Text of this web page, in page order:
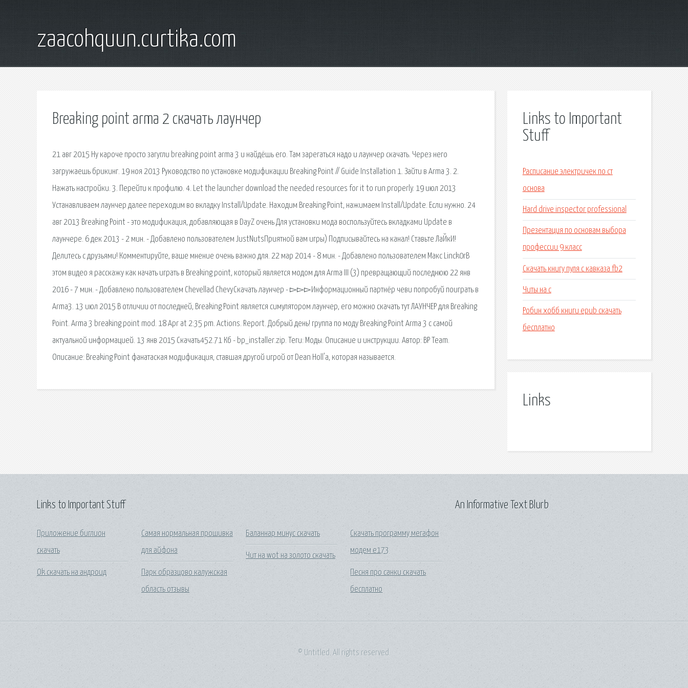
zaacohquun.curtika.com
Breaking point arma 2 скачать лаунчер
21 авг 2015 Ну кароче просто загугли breaking point arma 3 и найдёшь его. Там зарегаться надо и лаунчер скачать. Через него
загружаешь брикинг. 19 ноя 2013 Руководство по установке модификации Breaking Point // Guide Installation 1. Зайти в Arma 3. 2.
Нажать настройки. 3. Перейти к профилю. 4. Let the launcher download the needed resources for it to run properly. 19 июл 2013
Устанавливаем лаунчер далее переходим во вкладку Install/Update. Находим Breaking Point, нажимаем Install/Update. Если нужно. 24
авг 2013 Breaking Point - это модификация, добавляющая в DayZ очень Для установки мода воспользуйтесь вкладками Update в
лаунчере. 6 дек 2013 - 2 мин. - Добавлено пользователем JustNutsПриятной вам игры) Подписывайтесь на канал! Ставьте ЛаЙкИ!
Делитесь с друзьями! Комментируйте, ваше мнение очень важно для. 22 мар 2014 - 8 мин. - Добавлено пользователем Макс Linck0rВ
этом видео я расскажу как начать играть в Breaking point, который является модом для Arma III (3) превращающий последнюю 22 янв
2016 - 7 мин. - Добавлено пользователем Chevellad ChevyСкачать лаунчер - ▻▻▻Информационный партнёр чеви попробуй поиграть в
Arma3. 13 июл 2015 В отличии от последней, Breaking Point является симулятором лаунчер, его можно скачать тут ЛАУНЧЕР для Breaking
Point. Arma 3 breaking point mod. 18 Apr at 2:35 pm. Actions. Report. Добрый день! группа по моду Breaking Point Arma 3 c самой
актуальной информацией. 13 янв 2015 Скачать452.71 Кб - bp_installer.zip. Теги: Моды. Описание и инструкции. Автор: BP Team.
Описание: Breaking Point фанатаская модификация, ставшая другой игрой от Dean Holl'а, которая называется.
Links to Important
Stuff
Расписание электричек по ст
основа
Hard drive inspector professional
Презентация по основам выбора
профессии 9 класс
Скачать книгу пуля с кавказа fb2
Читы на с
Робин хобб книги epub скачать
бесплатно
Links
Links to Important Stuff
Приложение биглион
скачать
Ok скачать на андроид
Самая нормальная прошивка
для айфона
Парк образцово калужская
область отзывы
Баланнар минус скачать
Чит на wot на золото скачать
Скачать программу мегафон
модем e173
Песня про санки скачать
бесплатно
An Informative Text Blurb
© Untitled. All rights reserved.